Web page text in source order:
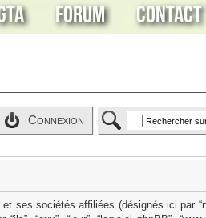
Forum Contact
Connexion
ses sociétés affiliées (désignés ici par